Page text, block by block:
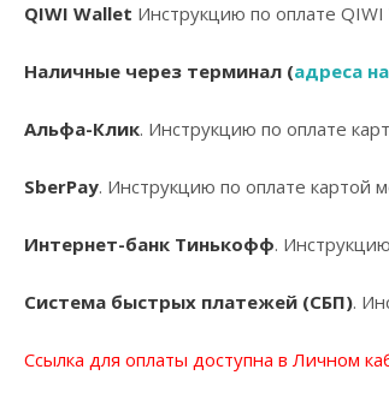
QIWI Wallet Инструкцию по оплате
Наличные через терминал (адреса
Альфа-Клик. Инструкцию по оплате
SberPay. Инструкцию по оплате картой
Интернет-банк Тинькофф.
Система быстрых платежей (СБП).
Ссылка для оплаты доступна в Личном